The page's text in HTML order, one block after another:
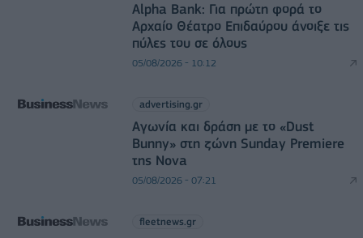
Alpha Bank: Για πρώτη φορά το
Αρχαίο Θέατρο Επιδαύρου άνοιξε τις
πύλες του σε όλους
05/08/2026 - 10:12
advertising.gr
Αγωνία και δράση με το «Dust
Bunny» στη ζώνη Sunday Premiere
της Nova
05/08/2026 - 07:21
fleetnews.gr